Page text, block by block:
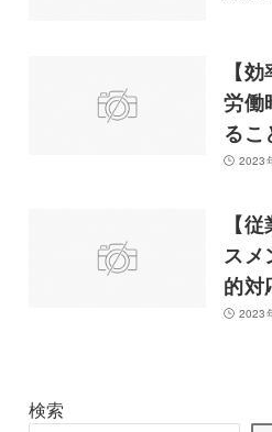
【
労働
るこ
2023
【
スメ
的対
2023
検索